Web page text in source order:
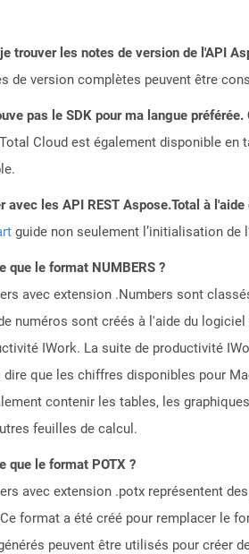
trouver les notes de version de l'API
de version complètes peuvent être
pas le SDK pour ma langue
Cloud est également disponible en
avec les API REST Aspose.Total à
guide non seulement l’initialisation de
que le format NUMBERS ?
avec extension .Numbers sont
numéros sont créés à l'aide du
IWork. La suite de productivité
dire que les chiffres disponibles pour
contenir les tables, les
feuilles de calcul.
que le format POTX ?
avec extension .potx représentent
format a été créé pour remplacer le
peuvent être utilisés pour créer